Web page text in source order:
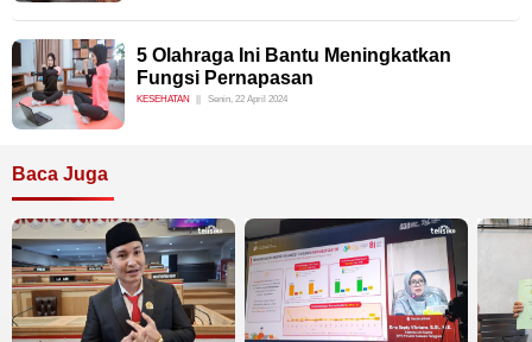
5 Olahraga Ini Bantu Meningkatkan
Fungsi Pernapasan
KESEHATAN Senin, 22 April 2024
Baca Juga